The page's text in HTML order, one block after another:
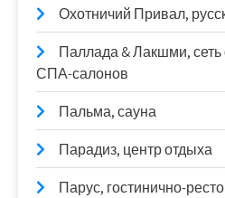
Охотничий Привал,
Паллада & Лакшми,
СПА-салонов
Пальма, сауна
Парадиз, центр отдыха
Парус, гостинично-